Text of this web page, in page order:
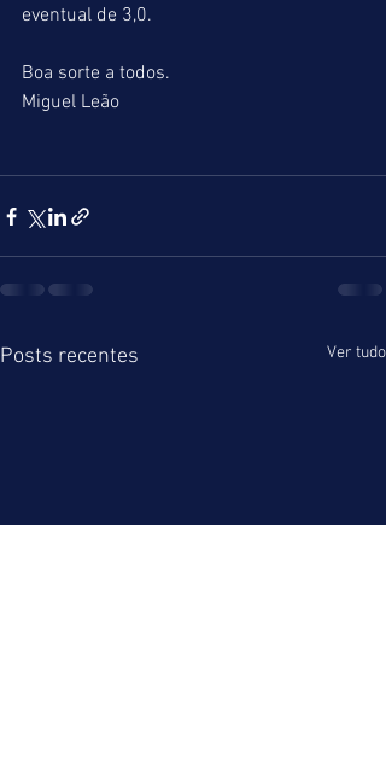
eventual de 3,0.
Boa sorte a todos.
Miguel Leão
Posts recentes Ver tudo